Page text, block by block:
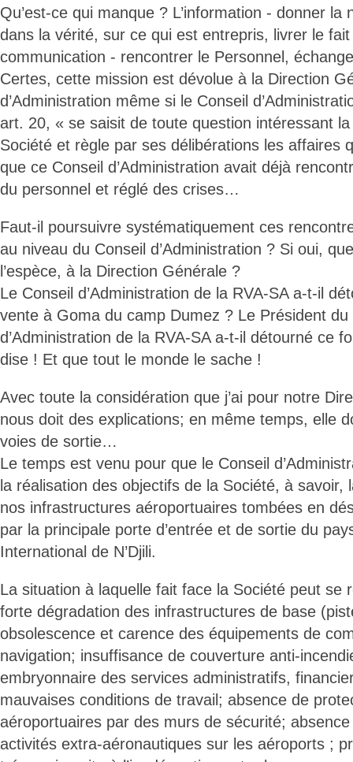
Qu’est-ce qui manque ? L’information - donner la
dans la vérité, sur ce qui est entrepris, livrer le
communication - rencontrer le Personnel,
Certes, cette mission est dévolue à la Direction
d’Administration même si le Conseil
art. 20, « se saisit de toute question intéressant
Société et règle par ses délibérations les affaires
que ce Conseil d’Administration avait déjà
du personnel et réglé des crises…
Faut-il poursuivre systématiquement ces
au niveau du Conseil d’Administration ? Si oui,
l’espèce, à la Direction Générale ?
Le Conseil d’Administration de la RVA-SA a-t-il
vente à Goma du camp Dumez ? Le Président du
d’Administration de la RVA-SA a-t-il détourné ce
dise ! Et que tout le monde le sache !
Avec toute la considération que j’ai pour notre
nous doit des explications; en même temps, elle
voies de sortie…
Le temps est venu pour que le Conseil
la réalisation des objectifs de la Société, à savoir,
nos infrastructures aéroportuaires tombées en
par la principale porte d’entrée et de sortie du
International de N’Djili.
La situation à laquelle fait face la Société peut se
forte dégradation des infrastructures de base
obsolescence et carence des équipements de
navigation; insuffisance de couverture anti-
embryonnaire des services administratifs,
mauvaises conditions de travail; absence de
aéroportuaires par des murs de sécurité; absence
activités extra-aéronautiques sur les aéroports ;